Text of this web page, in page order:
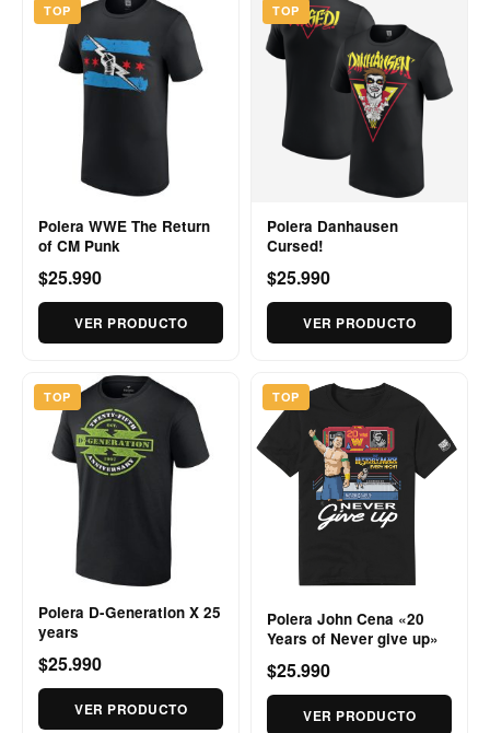
TOP
Polera WWE The Return
of CM Punk
$25.990
VER PRODUCTO
TOP
Polera Danhausen
Cursed!
$25.990
VER PRODUCTO
TOP
Polera D-Generation X 25
years
$25.990
VER PRODUCTO
TOP
Polera John Cena «20
Years of Never give up»
$25.990
VER PRODUCTO